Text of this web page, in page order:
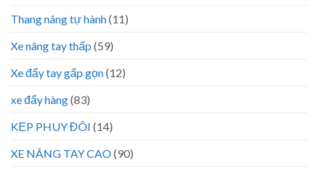
Thang nâng tự hành(11)
Xe nâng tay thấp (59)
Xe đẩy tay gấp gọn(12)
xe đẩy hàng(83)
KẸP PHUY ĐÔI (14)
XE NÂNG TAY CAO(90)